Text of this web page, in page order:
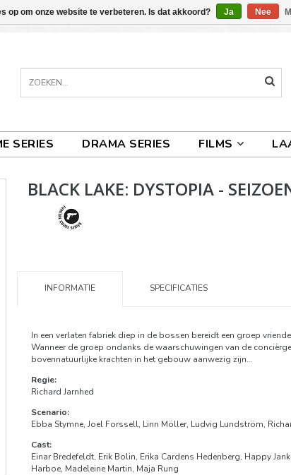
SERIES DRAMA SERIES FILMS
BLACK LAKE: DYSTOPIA -
INFORMATIE SPECIFICATIES
In een verlaten fabriek diep in de bossen bereidt een groep
Wanneer de groep ondanks de waarschuwingen van de
bovennatuurlijke krachten in het gebouw aanwezig zijn…
Regie:
Richard Jarnhed
Scenario:
Ebba Stymne, Joel Forssell, Linn Möller, Ludvig Lundström,
Cast:
Einar Bredefeldt, Erik Bolin, Erika Cardens Hedenberg, Happy
Harboe, Madeleine Martin, Maja Rung
op om onze website te verbeteren. Is dat akkoord? Ja Nee